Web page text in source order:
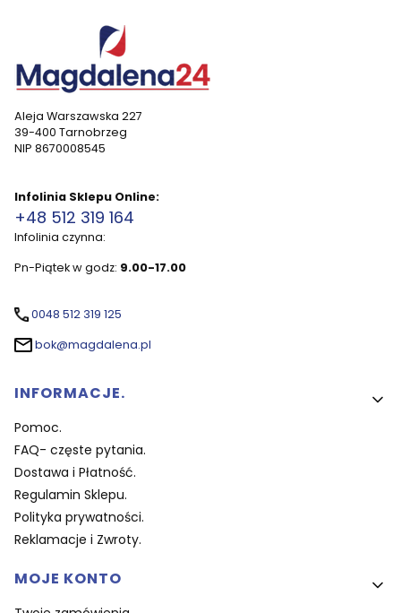
Aleja Warszawska 227
39-400 Tarnobrzeg
NIP 8670008545
Infolinia Sklepu Online:
+48 512 319 164
Infolinia czynna:
Pn-Piątek w godz: 9.00-17.00
0048 512 319 125
bok@magdalena.pl
Linki w stopce
INFORMACJE.
Pomoc.
FAQ- częste pytania.
Dostawa i Płatność.
Regulamin Sklepu.
Polityka prywatności.
Reklamacje i Zwroty.
MOJE KONTO